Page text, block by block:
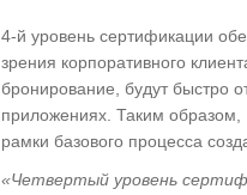
4-й уровень сертификации
зрения корпоративного
бронирование, будут быстро
приложениях. Таким образом,
рамки базового процесса
«Четвертый уровень